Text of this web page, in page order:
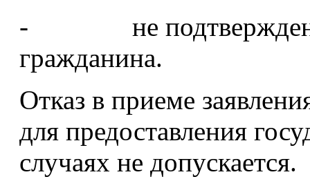
- не подтверждение
гражданина.
Отказ в приеме
для предоставления
случаях не допускается.